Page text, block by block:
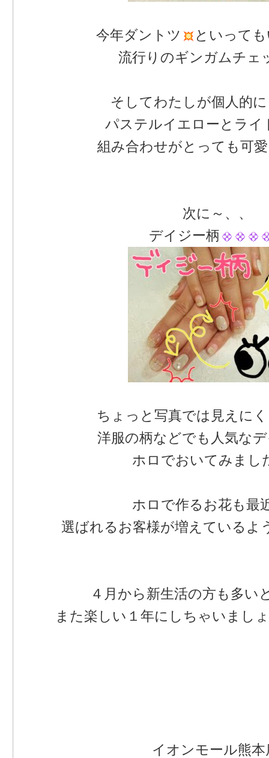
今年ダントツ
といって
流行りのギンガムチェ
そしてわたしが個人的
パステルイエローとライ
組み合わせがとっても可
次に～、、
デイジー柄
ちょっと写真では見えに
洋服の柄などでも人気な
ホロでおいてみまし
ホロで作るお花も最
選ばれるお客様が増えているよ
４月から新生活の方も多い
また楽しい１年にしちゃいまし
イオンモール熊